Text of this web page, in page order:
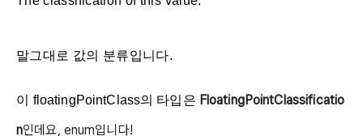
말그대로 값의 분류입니다.
이 floatingPointClass의 타입은 FloatingPointClassificatio
n인데요, enum입니다!